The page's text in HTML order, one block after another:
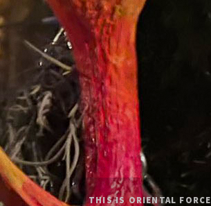
THIS IS ORIENTAL FORCE